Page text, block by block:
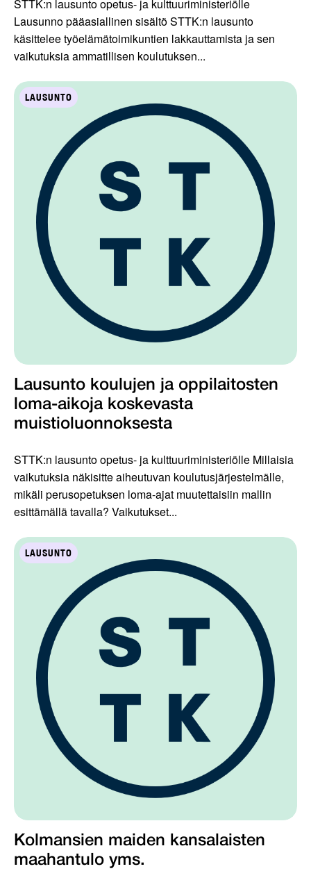
STTK:n lausunto opetus- ja kulttuuriministeriölle
Lausunno pääasiallinen sisältö STTK:n lausunto
käsittelee työelämätoimikuntien lakkauttamista ja sen
vaikutuksia ammatillisen koulutuksen...
LAUSUNTO
Lausunto koulujen ja oppilaitosten
loma-aikoja koskevasta
muistioluonnoksesta
STTK:n lausunto opetus- ja kulttuuriministeriölle Millaisia
vaikutuksia näkisitte aiheutuvan koulutusjärjestelmälle,
mikäli perusopetuksen loma-ajat muutettaisiin mallin
esittämällä tavalla? Vaikutukset...
LAUSUNTO
Kolmansien maiden kansalaisten
maahantulo yms.